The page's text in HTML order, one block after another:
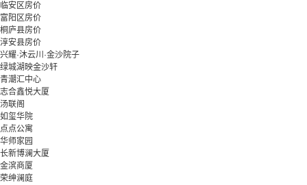
临安区房价
富阳区房价
桐庐县房价
淳安县房价
兴耀·沐云川·金沙院子
绿城湖映金沙轩
青潮汇中心
志合鑫悦大厦
汤联阁
如玺华院
点点公寓
华师家园
长新博澜大厦
金滨商厦
荣绅澜庭